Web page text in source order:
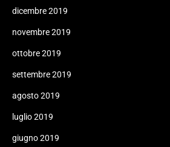
dicembre 2019
novembre 2019
ottobre 2019
settembre 2019
agosto 2019
luglio 2019
giugno 2019